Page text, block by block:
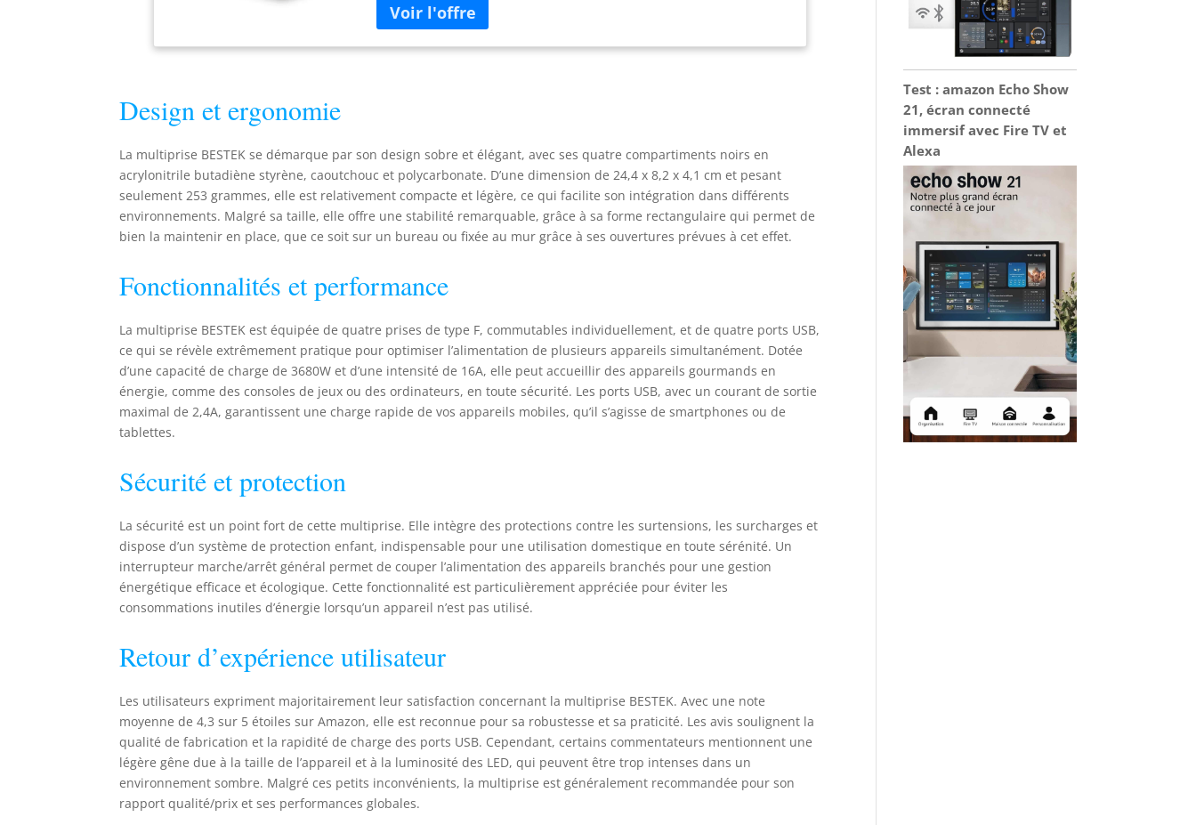
de puissance élevés. Les prises sont séparées, de sorte que les blocs
d'alimentation n'entravent pas l'utilisation des prises voisines. 4
prises de distribution avec grande distance Base avec œillets pour
Design et ergonomie
La multiprise BESTEK se démarque par son design sobre et élégant, avec ses quatre compartiments noirs en
acrylonitrile butadiène styrène, caoutchouc et polycarbonate. D’une dimension de 24,4 x 8,2 x 4,1 cm et pesant
seulement 253 grammes, elle est relativement compacte et légère, ce qui facilite son intégration dans différents
environnements. Malgré sa taille, elle offre une stabilité remarquable, grâce à sa forme rectangulaire qui permet de
bien la maintenir en place, que ce soit sur un bureau ou fixée au mur grâce à ses ouvertures prévues à cet effet.
Fonctionnalités et performance
La multiprise BESTEK est équipée de quatre prises de type F, commutables individuellement, et de quatre ports USB,
ce qui se révèle extrêmement pratique pour optimiser l’alimentation de plusieurs appareils simultanément. Dotée
d’une capacité de charge de 3680W et d’une intensité de 16A, elle peut accueillir des appareils gourmands en
énergie, comme des consoles de jeux ou des ordinateurs, en toute sécurité. Les ports USB, avec un courant de sortie
maximal de 2,4A, garantissent une charge rapide de vos appareils mobiles, qu’il s’agisse de smartphones ou de
tablettes.
Sécurité et protection
La sécurité est un point fort de cette multiprise. Elle intègre des protections contre les surtensions, les surcharges et
dispose d’un système de protection enfant, indispensable pour une utilisation domestique en toute sérénité. Un
interrupteur marche/arrêt général permet de couper l’alimentation des appareils branchés pour une gestion
énergétique efficace et écologique. Cette fonctionnalité est particulièrement appréciée pour éviter les
consommations inutiles d’énergie lorsqu’un appareil n’est pas utilisé.
Retour d’expérience utilisateur
Les utilisateurs expriment majoritairement leur satisfaction concernant la multiprise BESTEK. Avec une note
moyenne de 4,3 sur 5 étoiles sur Amazon, elle est reconnue pour sa robustesse et sa praticité. Les avis soulignent la
qualité de fabrication et la rapidité de charge des ports USB. Cependant, certains commentateurs mentionnent une
légère gêne due à la taille de l’appareil et à la luminosité des LED, qui peuvent être trop intenses dans un
environnement sombre. Malgré ces petits inconvénients, la multiprise est généralement recommandée pour son
rapport qualité/prix et ses performances globales.
Test : amazon Echo Show
21, écran connecté
immersif avec Fire TV et
Alexa